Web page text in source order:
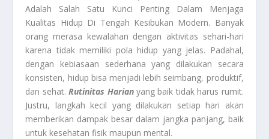
Adalah Salah Satu Kunci Penting Dalam Menjaga
Kualitas Hidup Di Tengah Kesibukan Modern. Banyak
orang merasa kewalahan dengan aktivitas sehari-hari
karena tidak memiliki pola hidup yang jelas. Padahal,
dengan kebiasaan sederhana yang dilakukan secara
konsisten, hidup bisa menjadi lebih seimbang, produktif,
dan sehat.Rutinitas Harianyang baik tidak harus rumit.
Justru, langkah kecil yang dilakukan setiap hari akan
memberikan dampak besar dalam jangka panjang, baik
untuk kesehatan fisik maupun mental.